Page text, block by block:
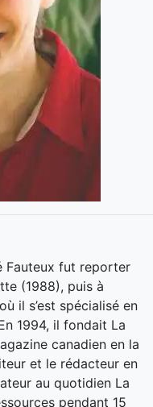
Fauteux fut reporter
(1988), puis à
il s’est spécialisé en
1994, il fondait La
canadien en la
et le rédacteur en
au quotidien La
pendant 15